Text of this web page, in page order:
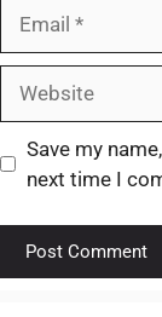
Save my
next time I